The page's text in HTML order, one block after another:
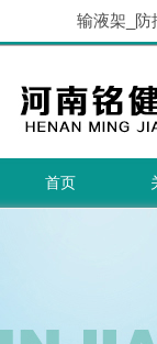
输液架_防
首页